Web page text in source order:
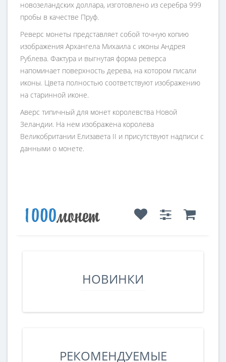
новозеландских доллара, изготовлено из серебра 999
пробы в качестве Пруф.
Реверс монеты представляет собой точную копию
изображения Архангела Михаила с иконы Андрея
Рублева. Фактура и выгнутая форма реверса
напоминает поверхность дерева, на котором писали
иконы. Цвета полностью соответствуют изображению
на старинной иконе.
Аверс типичный для монет королевства Новой
Зеландии. На нем изображена королева
Великобритании Елизавета II и присутствуют надписи с
данными о монете.
НОВИНКИ
РЕКОМЕНДУЕМЫЕ